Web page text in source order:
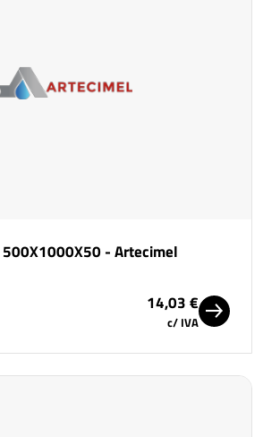
- Artecimel
14,03 €
c/ IVA